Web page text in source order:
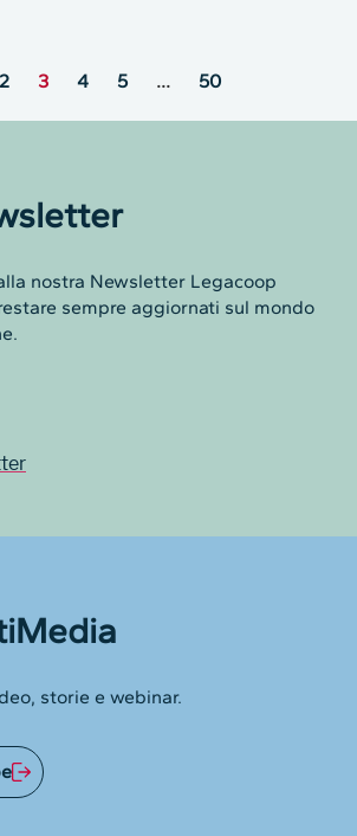
2 3 4 5 … 50
nostra Newsletter Legacoop
sempre aggiornati sul mondo
storie e webinar.